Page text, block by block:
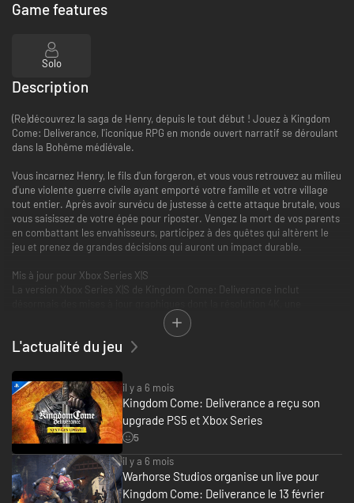
Game features
Solo
Description
(Re)découvrez la saga de Henry, depuis le tout début ! Jouez à Kingdom
Come: Deliverance, l'iconique RPG en monde ouvert narratif se déroulant
dans la Bohême médiévale.
Vous incarnez Henry, le fils d'un forgeron, et vous vous retrouvez au milieu
d'une violente guerre civile ayant emporté votre famille et votre village
tout entier. Après avoir survécu de justesse à cette attaque brutale, vous
vous saisissez de votre épée pour riposter. Vengez la mort de vos parents
en combattant les envahisseurs, participez à des quêtes qui altèrent le
jeu et prenez de grandes décisions qui auront un impact durable.
Mis à jour pour Xbox Series X|S
La version Xbox Series X|S de Kingdom Come: Deliverance inclut
fréquence d'image améliorée, des textures de haute résolution et bien
plus encore. La Bohême médiévale n'a jamais été aussi belle.
L'actualité du jeu
il y a 6 mois
Kingdom Come: Deliverance a reçu son
upgrade PS5 et Xbox Series
5
il y a 6 mois
Warhorse Studios organise un live pour
Kingdom Come: Deliverance le 13 février